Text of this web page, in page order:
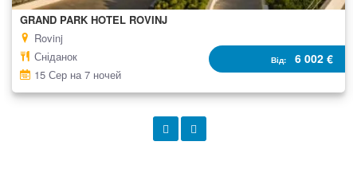
GRAND PARK HOTEL ROVINJ
Від 6 002 €
Rovinj
Сніданок
15 Сер на 7 ночей